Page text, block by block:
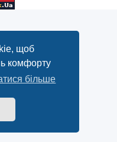
щоб
комфорту
більше